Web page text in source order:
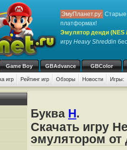
ЭмуПланет.ру: Старые
платформах!
Эмулятор денди (NES
игру Heavy Shreddin
Game Boy GBAdvance GBColor
игр Рейтинг игр Обзоры Новости Игры:
Буква H.
Скачать игру
эмулятором от